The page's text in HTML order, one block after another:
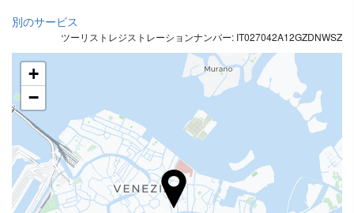
24時間対応フロント
荷物預かり
飲食
アラカルトレストラン
バー
ビジネス設備
ビジネスセンター
別のサービス
ツーリストレジストレーションナンバー: IT027042A12GZDNWSZ
+
−